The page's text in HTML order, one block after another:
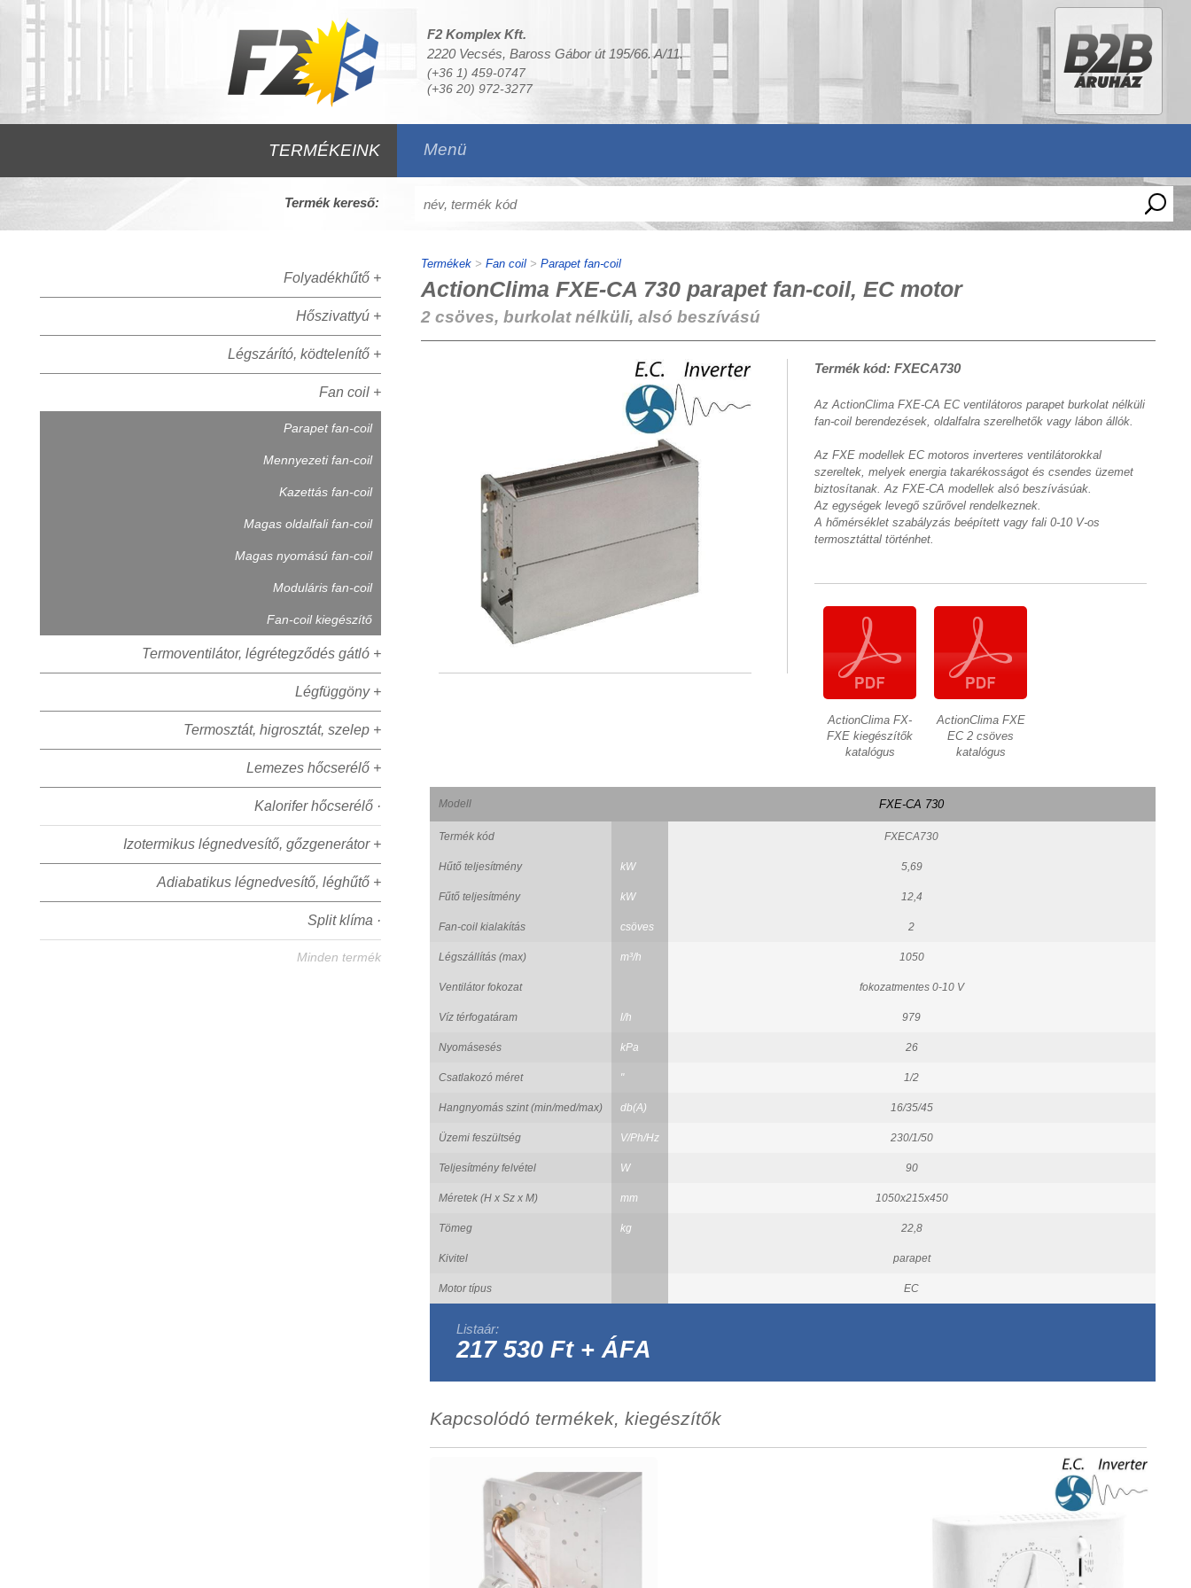
F2 Komplex Kft.
2220 Vecsés, Baross Gábor út 195/66. A/11.
(+36 1) 459-0747
(+36 20) 972-3277
TERMÉKEINK Menü
Termék kereső:
Folyadékhűtő +
Hőszivattyú +
Légszárító, ködtelenítő +
Fan coil +
Parapet fan-coil
Mennyezeti fan-coil
Kazettás fan-coil
Magas oldalfali fan-coil
Magas nyomású fan-coil
Moduláris fan-coil
Fan-coil kiegészítő
Termoventilátor, légrétegződés gátló +
Légfüggöny +
Termosztát, higrosztát, szelep +
Lemezes hőcserélő +
Kalorifer hőcserélő ·
Izotermikus légnedvesítő, gőzgenerátor +
Adiabatikus légnedvesítő, léghűtő +
Split klíma ·
Minden termék
Termékek> Fan coil> Parapet fan-coil
ActionClima FXE-CA 730 parapet fan-coil, EC motor
2 csöves, burkolat nélküli, alsó beszívású
Termék kód: FXECA730
Az ActionClima FXE-CA EC ventilátoros parapet burkolat nélküli
fan-coil berendezések, oldalfalra szerelhetők vagy lábon állók.
Az FXE modellek EC motoros inverteres ventilátorokkal
szereltek, melyek energia takarékosságot és csendes üzemet
biztosítanak. Az FXE-CA modellek alsó beszívásúak.
Az egységek levegő szűrővel rendelkeznek.
A hőmérséklet szabályzás beépített vagy fali 0-10 V-os
termosztáttal történhet.
ActionClima FX-
FXE kiegészítők
katalógus
ActionClima FXE
EC 2 csöves
katalógus
Modell FXE-CA 730
Termék kód FXECA730
Hűtő teljesítmény kW 5,69
Fűtő teljesítmény kW 12,4
Fan-coil kialakítás csöves 2
Légszállítás (max) m³/h 1050
Ventilátor fokozat fokozatmentes 0-10 V
Víz térfogatáram l/h 979
Nyomásesés kPa 26
Csatlakozó méret " 1/2
Hangnyomás szint (min/med/max) db(A) 16/35/45
Üzemi feszültség V/Ph/Hz 230/1/50
Teljesítmény felvétel W 90
Méretek (H x Sz x M) mm 1050x215x450
Tömeg kg 22,8
Kivitel parapet
Motor típus EC
Listaár:
217 530 Ft + ÁFA
Kapcsolódó termékek, kiegészítők